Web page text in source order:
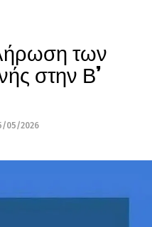
των
στην Β’
05/2026